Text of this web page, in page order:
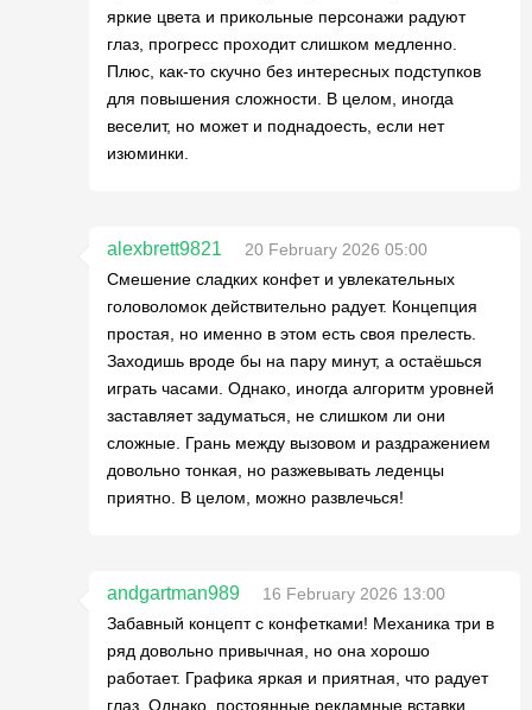
яркие цвета и прикольные персонажи радуют
глаз, прогресс проходит слишком медленно.
Плюс, как-то скучно без интересных подступков
для повышения сложности. В целом, иногда
веселит, но может и поднадоесть, если нет
изюминки.
alexbrett9821
20 February 2026 05:00
Смешение сладких конфет и увлекательных
головоломок действительно радует. Концепция
простая, но именно в этом есть своя прелесть.
Заходишь вроде бы на пару минут, а остаёшься
играть часами. Однако, иногда алгоритм уровней
заставляет задуматься, не слишком ли они
сложные. Грань между вызовом и раздражением
довольно тонкая, но разжевывать леденцы
приятно. В целом, можно развлечься!
andgartman989
16 February 2026 13:00
Забавный концепт с конфетками! Механика три в
ряд довольно привычная, но она хорошо
работает. Графика яркая и приятная, что радует
глаз. Однако, постоянные рекламные вставки